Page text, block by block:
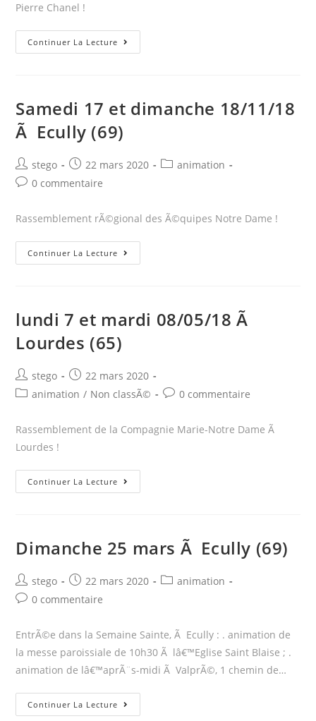
Pierre Chanel !
Continuer La Lecture
:
dimanche
mois
en-
Samedi 17 et dimanche 18/11/18
Ã Ecully (69)
Post
author:
stego
Post
published:
22 mars 2020
Postanimation
Post0 commentaire
Rassemblement rÃ©gional des Ã©quipes Notre Dame !
Continuer La Lecture
17
18/11/18
(69)
lundi 7 et mardi 08/05/18 Ã
Lourdes (65)
Post
author:
stego
Post
published:
22 mars 2020
Postanimation / Non classÃ©
Post0 commentaire
Rassemblement de la Compagnie Marie-Notre Dame Ã
Lourdes !
Continuer La Lecture
7
08/05/18
Lourdes
Dimanche 25 mars Ã Ecully (69)
Post
author:
stego
Post
published:
22 mars 2020
Postanimation
Post0 commentaire
EntrÃ©e dans la Semaine Sainte, Ã Ecully : . animation de
la messe paroissiale de 10h30 Ã lâ€™Eglise Saint Blaise ; .
animation de lâ€™aprÃ¨s-midi Ã ValprÃ©, 1 chemin de…
Continuer La Lecture